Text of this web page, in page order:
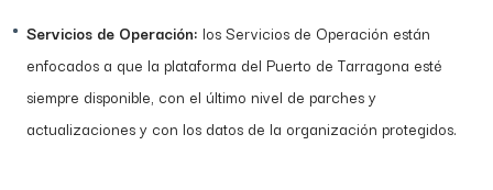
Servicios de Operación: los Servicios de Operación están
enfocados a que la plataforma del Puerto de Tarragona esté
siempre disponible, con el último nivel de parches y
actualizaciones y con los datos de la organización protegidos.